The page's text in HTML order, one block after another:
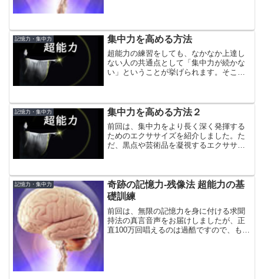
記憶力・集中力 集中力を高める方法
超能力の練習をしても、なかなか上達し
ない人の共通点として「集中力が続かな
い」ということが挙げられます。そこ
ないものです。でも、トレ...
記憶力・集中力 集中力を高める方法２
前回は、集中力をより長く深く発揮する
ためのエクササイズを紹介しました。た
だ、黒点や芸術品を凝視するエクササイ
気軽にできる、集中力を高めるためのエ
クササイズを紹介します。
記憶力・集中力
奇跡の記憶力-残像法 超能力の基
礎訓練
前回は、無限の記憶力を身に付ける求聞
持法の真言音声をお届けしましたが、正
直100万回唱えるのは過酷ですので、もっ